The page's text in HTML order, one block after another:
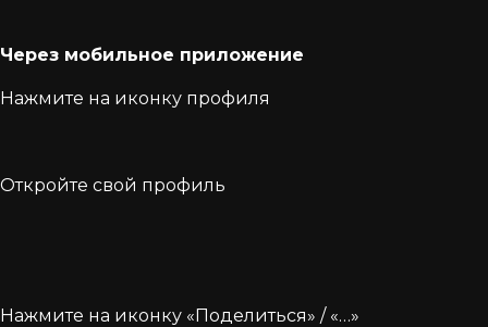
Через мобильное приложение
Нажмите на иконку профиля
Откройте свой профиль
Нажмите на иконку «Поделиться» / «…»